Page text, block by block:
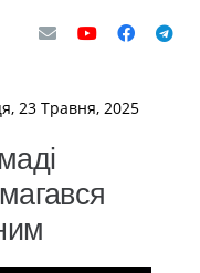
23 Травня, 2025